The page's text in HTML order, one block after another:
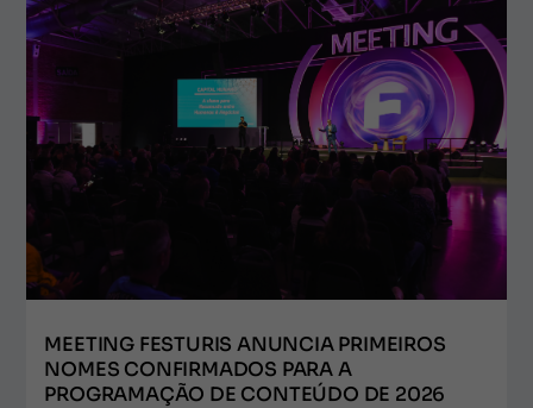
MEETING FESTURIS ANUNCIA PRIMEIROS
NOMES CONFIRMADOS PARA A
PROGRAMAÇÃO DE CONTEÚDO DE 2026